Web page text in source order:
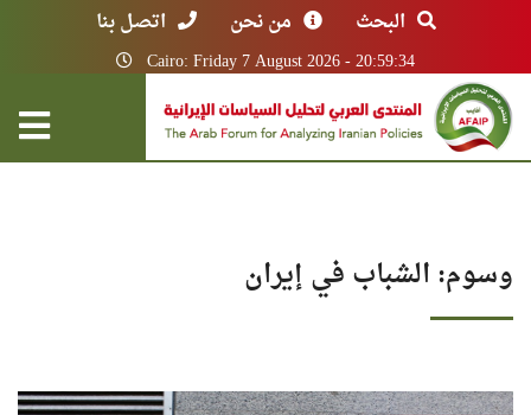
البحث من نحن اتصل بنا
Cairo: Friday 7 August 2026 - 20:59:34
وسوم: الشباب في إيران